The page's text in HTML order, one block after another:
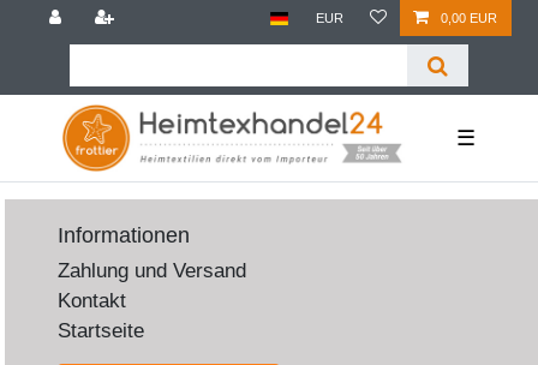
EUR 0,00 EUR
☰
Informationen
Zahlung und Versand
Kontakt
Startseite